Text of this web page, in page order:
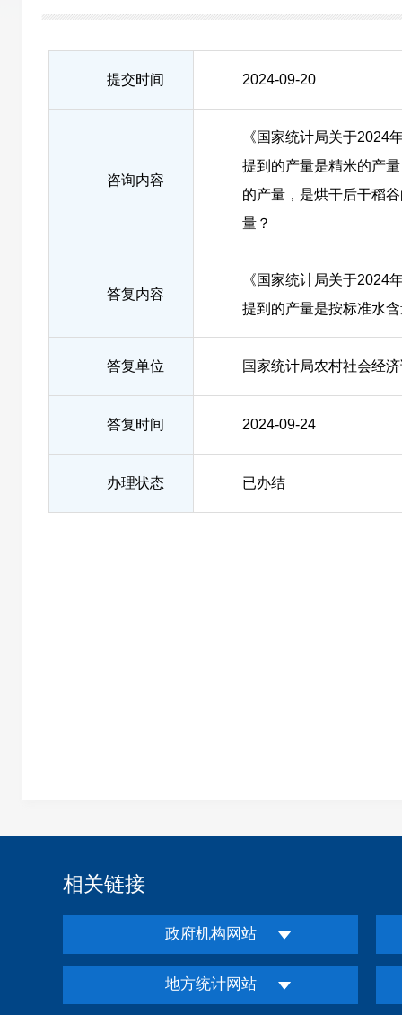
提交时间 2024-09-20
咨询内容
《国家统计局关于2024
提到的产量是精米的产
的产量，是烘干后干稻
量？
答复内容
《国家统计局关于2024
提到的产量是按标准水
答复单位 国家统计局农村社会经
答复时间 2024-09-24
办理状态 已办结
相关链接
政府机构网站
地方统计网站